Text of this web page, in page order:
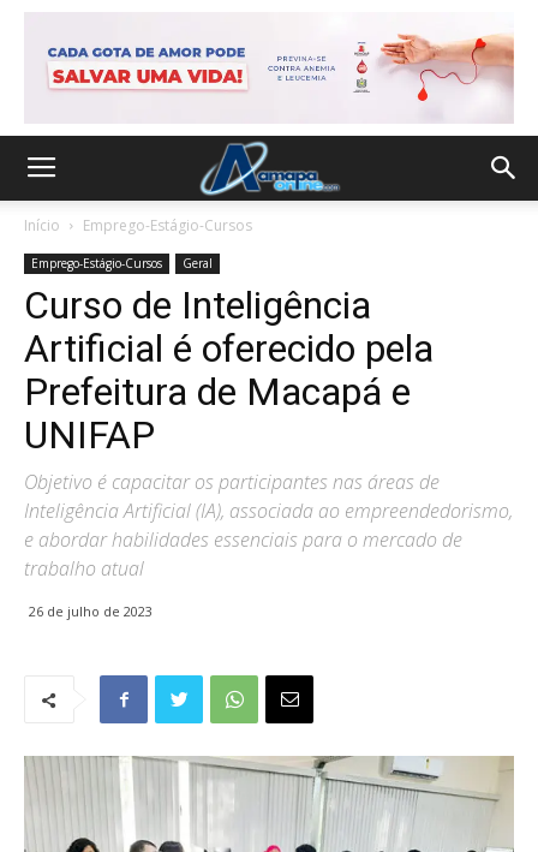
Início Emprego-Estágio-Cursos
Emprego-Estágio-Cursos Geral
Curso de Inteligência
Artificial é oferecido pela
Prefeitura de Macapá e
UNIFAP
Objetivo é capacitar os participantes nas áreas de
Inteligência Artificial (IA), associada ao empreendedorismo,
e abordar habilidades essenciais para o mercado de
trabalho atual
26 de julho de 2023